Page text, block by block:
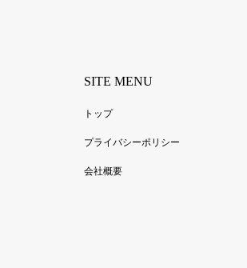
SITE MENU
トップ
プライバシーポリシー
会社概要